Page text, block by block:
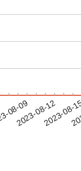
08-09
2023-08-122023-08-